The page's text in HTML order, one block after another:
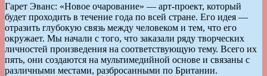
Гарет Эванс: «Новое очарование» — арт-проект, который
будет проходить в течение года по всей стране. Его идея —
отразить глубокую связь между человеком и тем, что его
окружает. Мы начали с того, что заказали ряду творческих
личностей произведения на соответствующую тему. Всего их
пять, они создаются на мультимедийной основе и связаны с
различными местами, разбросанными по Британии.